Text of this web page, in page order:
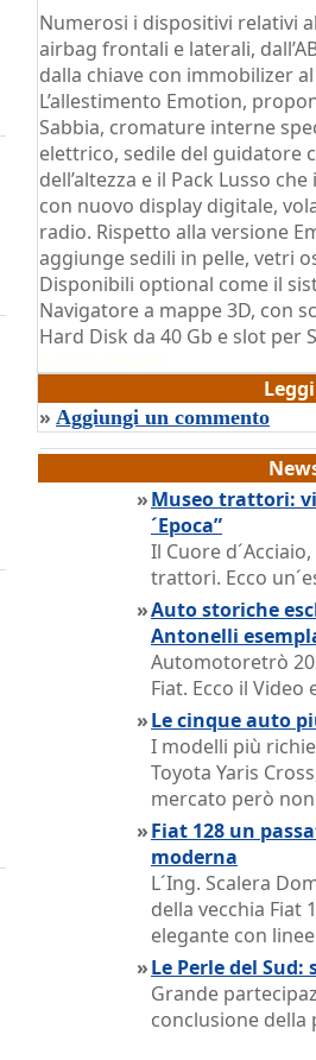
Numerosi i dispositivi relativi
airbag frontali e laterali,
dalla chiave con immobilizer
L’allestimento Emotion,
Sabbia, cromature interne
elettrico, sedile del guidatore
dell’altezza e il Pack Lusso
con nuovo display digitale,
radio. Rispetto alla versione
aggiunge sedili in pelle, vetri
Disponibili optional come il
Navigatore a mappe 3D, con
Hard Disk da 40 Gb e slot per
» Aggiungi un commento
»Museo trattori:
´Epoca”
Il Cuore
trattori. Ecco
»Auto storiche
Antonelli
Automotoretrò
Fiat. Ecco il
»Le cinque auto
I modelli più
Toyota Yaris
mercato però
»Fiat 128 un
moderna
L´Ing. Scalera
della vecchia Fiat
elegante con
»Le Perle del
Grande
conclusione della